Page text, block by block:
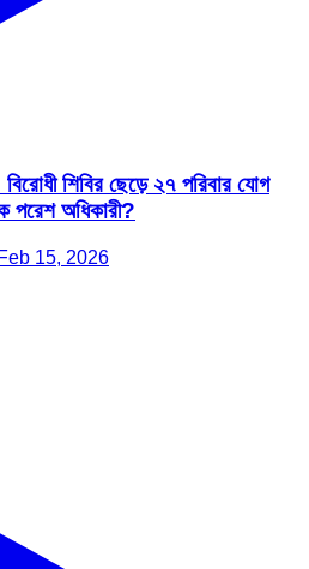
বিরোধী শিবির ছেড়ে ২৭ পরিবার যোগ
পরেশ অধিকারী?
15, 2026